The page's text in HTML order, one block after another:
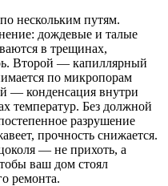
нескольким путям.
дождевые и талые
в трещинах,
Второй — капиллярный
по микропорам
— конденсация внутри
температур. Без должной
разрушение
прочность снижается.
— не прихоть, а
ваш дом стоял
ремонта.